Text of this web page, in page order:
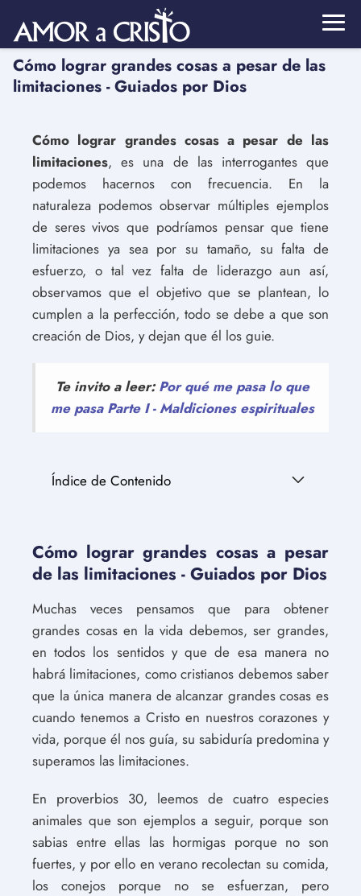
Cómo lograr grandes cosas a pesar de las
limitaciones - Guiados por Dios
Cómo lograr grandes cosas a pesar de las
limitaciones, es una de las interrogantes que
podemos hacernos con frecuencia. En la
naturaleza podemos observar múltiples ejemplos
de seres vivos que podríamos pensar que tiene
limitaciones ya sea por su tamaño, su falta de
esfuerzo, o tal vez falta de liderazgo aun así,
observamos que el objetivo que se plantean, lo
cumplen a la perfección, todo se debe a que son
creación de Dios, y dejan que él los guie.
Te invito a leer:Por qué me pasa lo que
me pasa Parte I - Maldiciones espirituales
Índice de Contenido
Cómo lograr grandes cosas a pesar
de las limitaciones - Guiados por Dios
Muchas veces pensamos que para obtener
grandes cosas en la vida debemos, ser grandes,
en todos los sentidos y que de esa manera no
habrá limitaciones, como cristianos debemos saber
que la única manera de alcanzar grandes cosas es
cuando tenemos a Cristo en nuestros corazones y
vida, porque él nos guía, su sabiduría predomina y
superamos las limitaciones.
En proverbios 30, leemos de cuatro especies
animales que son ejemplos a seguir, porque son
sabias entre ellas las hormigas porque no son
fuertes, y por ello en verano recolectan su comida,
los conejos porque no se esfuerzan, pero